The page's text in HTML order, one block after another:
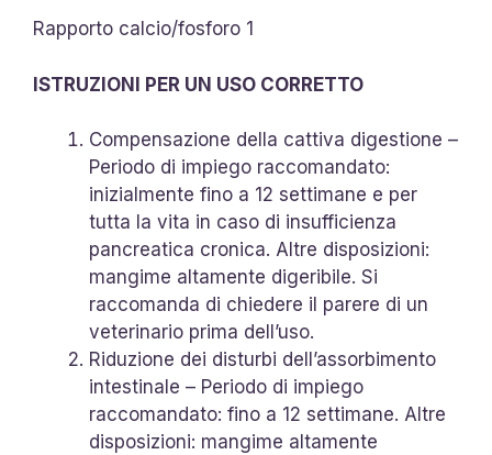
Rapporto calcio/fosforo 1
ISTRUZIONI PER UN USO CORRETTO
Compensazione della cattiva digestione –
Periodo di impiego raccomandato:
inizialmente fino a 12 settimane e per
tutta la vita in caso di insufficienza
pancreatica cronica. Altre disposizioni:
mangime altamente digeribile. Si
raccomanda di chiedere il parere di un
veterinario prima dell’uso.
Riduzione dei disturbi dell’assorbimento
intestinale – Periodo di impiego
raccomandato: fino a 12 settimane. Altre
disposizioni: mangime altamente